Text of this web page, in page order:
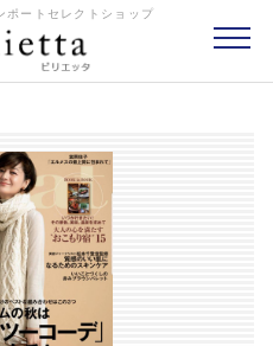
ポートセレクトショップ